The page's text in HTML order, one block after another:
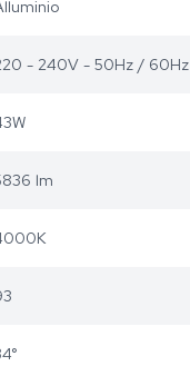
- 240V - 50Hz / 60Hz
lm